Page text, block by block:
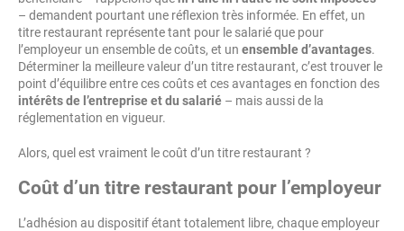
– demandent pourtant une réflexion très informée. En effet, un
titre restaurant représente tant pour le salarié que pour
l’employeur un ensemble de coûts, et un ensemble d’avantages.
Déterminer la meilleure valeur d’un titre restaurant, c’est trouver le
point d’équilibre entre ces coûts et ces avantages en fonction des
intérêts de l’entreprise et du salarié – mais aussi de la
réglementation en vigueur.
Alors, quel est vraiment le coût d’un titre restaurant ?
Coût d’un titre restaurant pour l’employeur
L’adhésion au dispositif étant totalement libre, chaque employeur